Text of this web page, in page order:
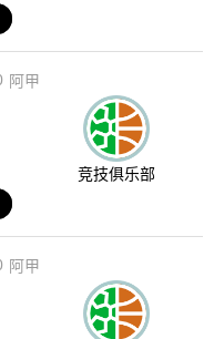
阿甲
竞技俱乐部
阿甲